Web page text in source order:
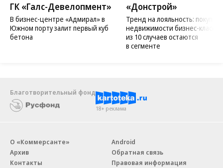
ГК «Галс-Девелопмент»
В бизнес-центре «Адмирал» в
Южном порту залит первый куб
бетона
«Донстрой»
Тренд на лояльность:
недвижимости бизнес-класса
из 10 случаев остаются
в сегменте
Благотворительный фонд
18+ реклама
О «Коммерсанте»
Архив
Контакты
Android
Обратная связь
Правовая информация